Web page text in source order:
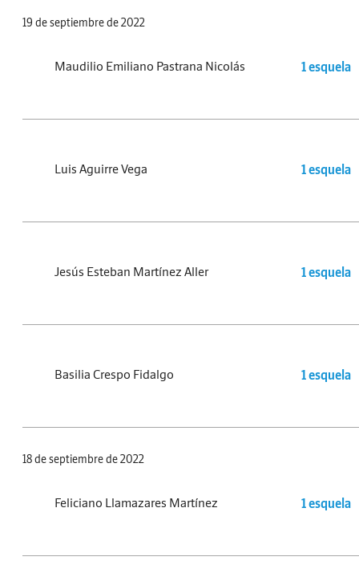
19 de septiembre de 2022
Maudilio Emiliano Pastrana Nicolás 1 esquela
Luis Aguirre Vega 1 esquela
Jesús Esteban Martínez Aller 1 esquela
Basilia Crespo Fidalgo 1 esquela
18 de septiembre de 2022
Feliciano Llamazares Martínez 1 esquela